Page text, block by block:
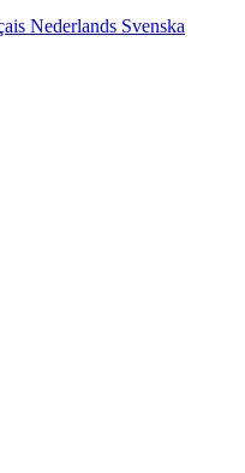
Nederlands Svenska